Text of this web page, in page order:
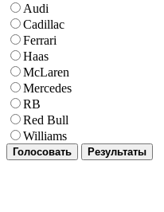
Audi
Cadillac
Ferrari
Haas
McLaren
Mercedes
RB
Red Bull
Williams
Голосовать Результаты